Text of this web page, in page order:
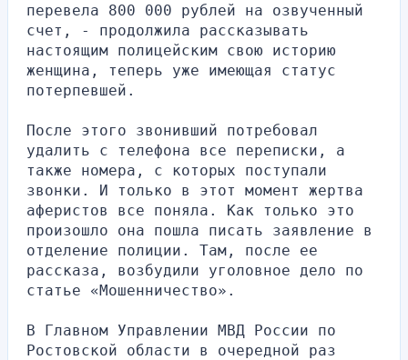
перевела 800 000 рублей на озвученный
счет, - продолжила рассказывать
настоящим полицейским свою историю
женщина, теперь уже имеющая статус
потерпевшей.
После этого звонивший потребовал
удалить с телефона все переписки, а
также номера, с которых поступали
звонки. И только в этот момент жертва
аферистов все поняла. Как только это
произошло она пошла писать заявление в
отделение полиции. Там, после ее
рассказа, возбудили уголовное дело по
статье «Мошенничество».
В Главном Управлении МВД России по
Ростовской области в очередной раз